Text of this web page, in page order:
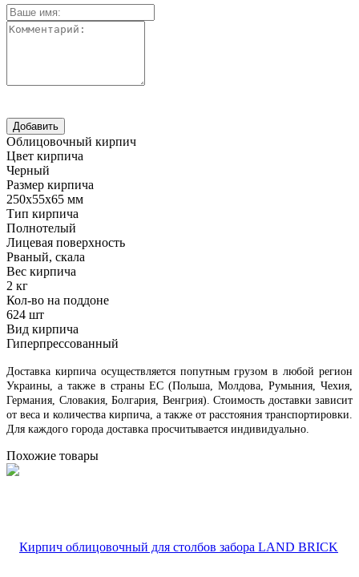
Облицовочный кирпич
Цвет кирпича
Черный
Размер кирпича
250х55х65 мм
Тип кирпича
Полнотелый
Лицевая поверхность
Рваный, скала
Вес кирпича
2 кг
Кол-во на поддоне
624 шт
Вид кирпича
Гиперпрессованный
Доставка кирпича осуществляется попутным грузом в любой регион
Украины, а также в страны ЕС (Польша, Молдова, Румыния, Чехия,
Германия, Словакия, Болгария, Венгрия). Стоимость доставки зависит
от веса и количества кирпича, а также от расстояния транспортировки.
Для каждого города доставка просчитывается индивидуально.
Похожие товары